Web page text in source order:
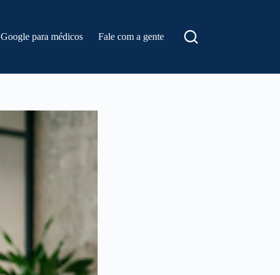
Google para médicos Fale com a gente